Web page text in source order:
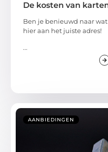
De kosten van
Ben je benieuwd naar
hier aan het juiste adres!
...
AANBIEDINGEN